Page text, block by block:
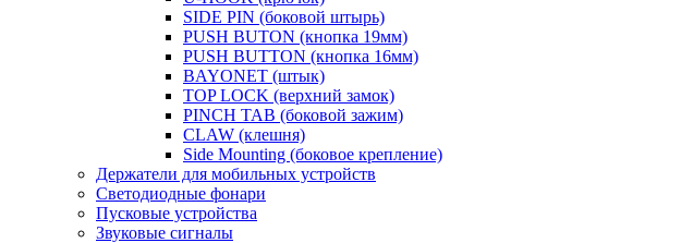
SIDE PIN (боковой штырь)
PUSH BUTON (кнопка 19мм)
PUSH BUTTON (кнопка 16мм)
BAYONET (штык)
TOP LOCK (верхний замок)
PINCH TAB (боковой зажим)
CLAW (клешня)
Side Mounting (боковое крепление)
Держатели для мобильных устройств
Светодиодные фонари
Пусковые устройства
Звуковые сигналы